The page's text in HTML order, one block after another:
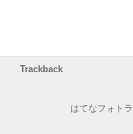
Trackback
はてなフォト